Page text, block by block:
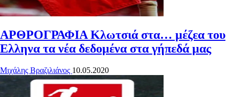
ΑΡΘΡΟΓΡΑΦΙΑΚλωτσιά στα… μέζεα του
Ελληνα τα νέα δεδομένα στα γήπεδά μας
Μιχάλης Βραζιλιάνος 10.05.2020